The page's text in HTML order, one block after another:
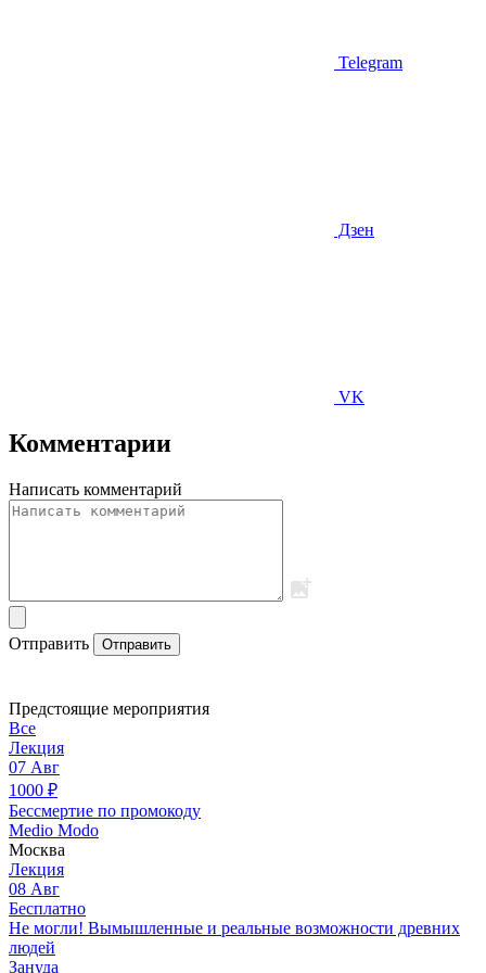
Telegram
Дзен
VK
Комментарии
Написать комментарий
Отправить Отправить
Предстоящие мероприятия
Все
Лекция
07 Авг
1000 ₽
Бессмертие по промокоду
Medio Modo
Москва
Лекция
08 Авг
Бесплатно
Не могли! Вымышленные и реальные возможности древних
людей
Зануда